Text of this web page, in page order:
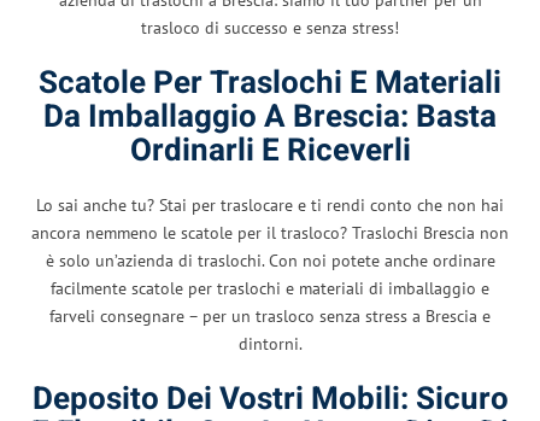
trasloco di successo e senza stress!
Scatole Per Traslochi E Materiali
Da Imballaggio A Brescia: Basta
Ordinarli E Riceverli
Lo sai anche tu? Stai per traslocare e ti rendi conto che non hai
ancora nemmeno le scatole per il trasloco? Traslochi Brescia non
è solo un’azienda di traslochi. Con noi potete anche ordinare
facilmente scatole per traslochi e materiali di imballaggio e
farveli consegnare – per un trasloco senza stress a Brescia e
dintorni.
Deposito Dei Vostri Mobili: Sicuro